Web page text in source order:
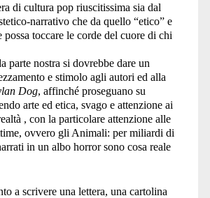
di cultura pop riuscitissima sia dal
narrativo che da quello “etico” e
possa toccare le corde del cuore di chi
parte nostra si dovrebbe dare un
e stimolo agli autori ed alla
Dog, affinché proseguano su
arte ed etica, svago e attenzione ai
, con la particolare attenzione alle
ovvero gli Animali: per miliardi di
in un albo horror sono cosa reale
a scrivere una lettera, una cartolina